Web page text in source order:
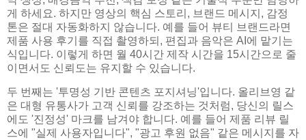
게 하세요. 하지만 영상의 핵심 스토리, 브랜드 메시지, 감정
톤은 절대 자동화하지 않습니다. 예를 들어 뷰티 브랜드라면
제품 사용 후기를 직접 촬영하되, 편집과 음악은 AI에 맡기는
식입니다. 이렇게 하면 월 40시간 제작 시간을 15시간으로 줄
이면서도 신뢰도는 유지할 수 있습니다.
두 번째는 '투명성 기반 콘텐츠 포지셔닝'입니다. 올리브영 같
은 대형 유통사가 고객 신뢰를 강조하는 것처럼, 당신의 릴스
에도 '진정성' 마크를 남겨야 합니다. 예를 들어 제품 리뷰 릴
스에 "실제 사용자입니다", "광고 후원 없음" 같은 메시지를 자